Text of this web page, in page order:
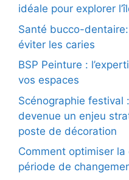
idéale pour explorer
Santé bucco-
éviter les caries
BSP Peinture :
vos espaces
Scénographie festival
devenue un enjeu
poste de décoration
Comment optimiser
période de